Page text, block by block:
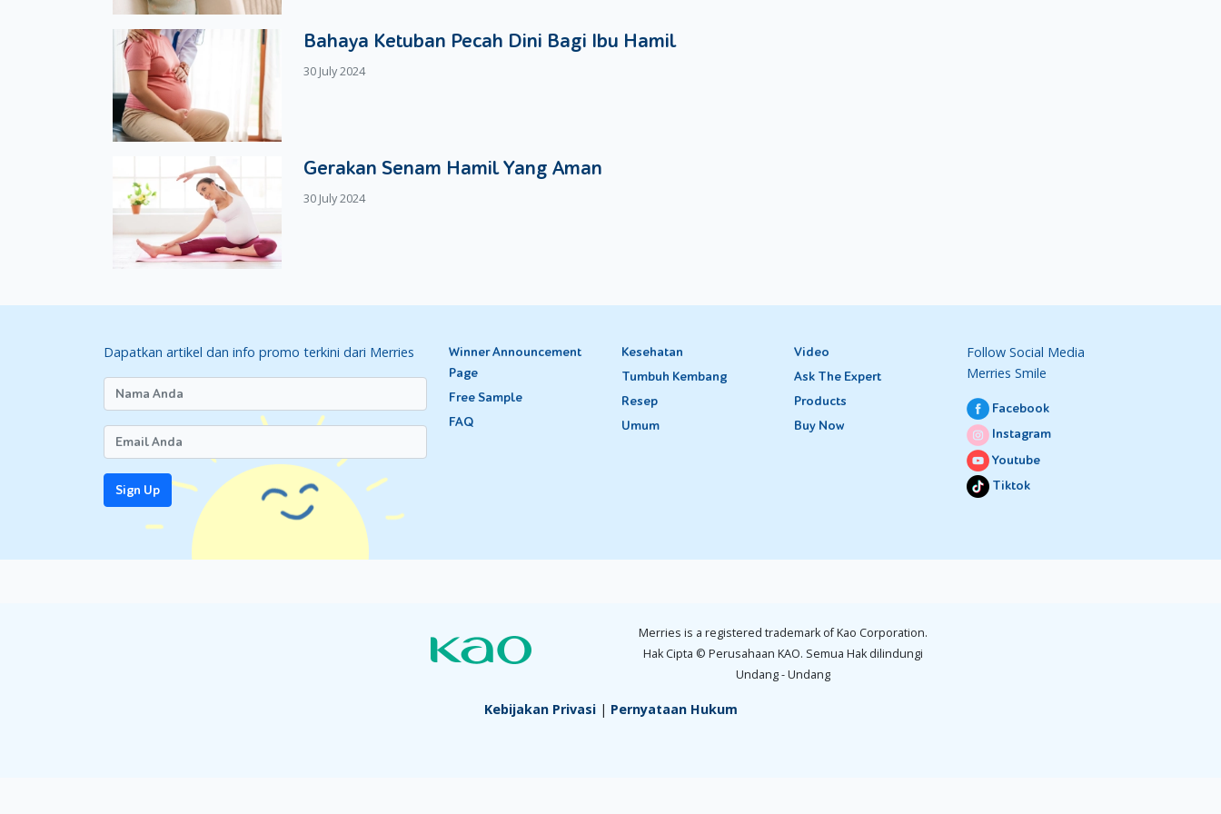
Bahaya Ketuban Pecah Dini Bagi Ibu Hamil
30 July 2024
Gerakan Senam Hamil Yang Aman
30 July 2024
Dapatkan artikel dan info promo terkini dari Merries
Sign Up
Winner Announcement
Page
Free Sample
FAQ
Kesehatan
Tumbuh Kembang
Resep
Umum
Video
Ask The Expert
Products
Buy Now
Follow Social Media
Merries Smile
Facebook
Instagram
Youtube
Tiktok
Merries is a registered trademark of Kao Corporation.
Hak Cipta © Perusahaan KAO. Semua Hak dilindungi
Undang - Undang
Kebijakan Privasi| Pernyataan Hukum